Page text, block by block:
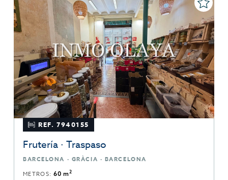
REF. 7940155
Frutería · Traspaso
BARCELONA · GRÀCIA · BARCELONA
METROS:60 m2